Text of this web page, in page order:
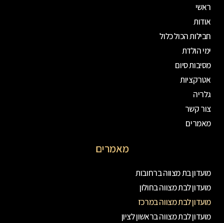
ראשי
אודות
חבילות הכול כלול
ימי הולדת
מסיבות סיום
אטרקציות
גלריה
צור קשר
מאמרים
מאמרים
מועדון בת מצווה ברחובות
מועדון לבת מצווה בחולון
מועדון לבת מצווה במרכז
מועדון לבת מצווה בראשון לציון